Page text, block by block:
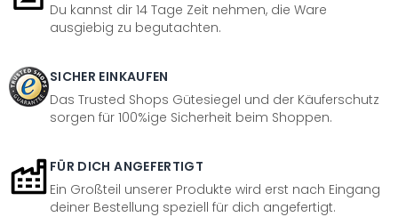
Du kannst dir 14 Tage Zeit nehmen, die Ware
ausgiebig zu begutachten.
SICHER EINKAUFEN
Das Trusted Shops Gütesiegel und der Käuferschutz
sorgen für 100%ige Sicherheit beim Shoppen.
FÜR DICH ANGEFERTIGT
Ein Großteil unserer Produkte wird erst nach Eingang
deiner Bestellung speziell für dich angefertigt.